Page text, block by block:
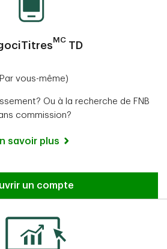
MC TD
vous-même)
Ou à la recherche de FNB
commission?
savoir plus
un compte